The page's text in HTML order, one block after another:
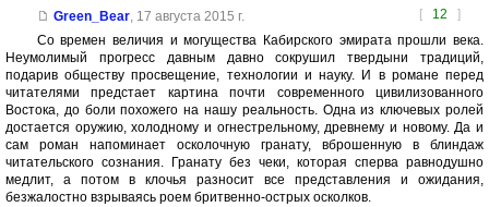
[ 12 ]
Green_Bear, 17 августа 2015 г.
Со времен величия и могущества Кабирского эмирата прошли века.
Неумолимый прогресс давным давно сокрушил твердыни традиций,
подарив обществу просвещение, технологии и науку. И в романе перед
читателями предстает картина почти современного цивилизованного
Востока, до боли похожего на нашу реальность. Одна из ключевых ролей
достается оружию, холодному и огнестрельному, древнему и новому. Да и
сам роман напоминает осколочную гранату, вброшенную в блиндаж
читательского сознания. Гранату без чеки, которая сперва равнодушно
медлит, а потом в клочья разносит все представления и ожидания,
безжалостно взрываясь роем бритвенно-острых осколков.